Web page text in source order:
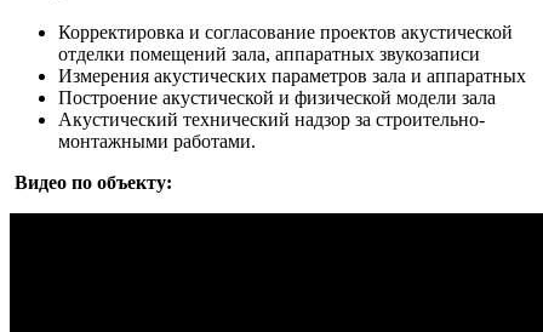
Корректировка и согласование проектов акустической
отделки помещений зала, аппаратных звукозаписи
Измерения акустических параметров зала и аппаратных
Построение акустической и физической модели зала
Акустический технический надзор за строительно-
монтажными работами.
Видео по объекту: